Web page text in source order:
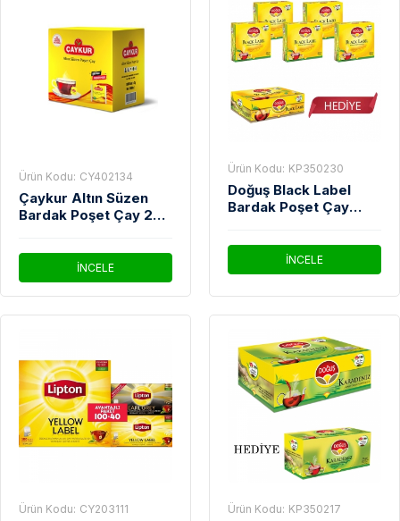
Ürün Kodu: CY402134
Çaykur Altın Süzen
Bardak Poşet Çay 2
İNCELE
Ürün Kodu: KP350230
Doğuş Black Label
Bardak Poşet Çay
Doğuş Black Label
Demlik Poşet Çay 48'li
Paket Hediye
İNCELE
Ürün Kodu: CY203111 Ürün Kodu: KP350217